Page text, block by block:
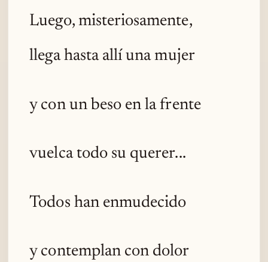
Luego, misteriosamente,
llega hasta allí una mujer
y con un beso en la frente
vuelca todo su querer...
Todos han enmudecido
y contemplan con dolor